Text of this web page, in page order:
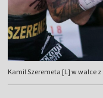
Kamil Szeremeta [L] w walce z